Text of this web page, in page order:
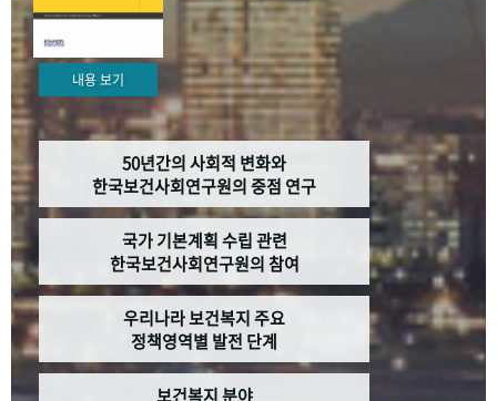
내용 보기
50년간의 사회적 변화와
한국보건사회연구원의 중점 연구
국가 기본계획 수립 관련
한국보건사회연구원의 참여
우리나라 보건복지 주요
정책영역별 발전 단계
보건복지 분야